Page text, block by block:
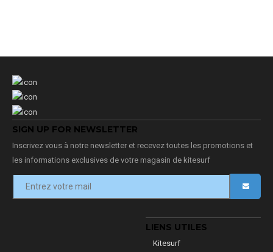
SIGN UP FOR NEWSLETTER
Inscrivez vous à notre newsletter et recevez toutes les promotions et
les informations exclusives de votre magasin de kitesurf
LIENS UTILES
Kitesurf